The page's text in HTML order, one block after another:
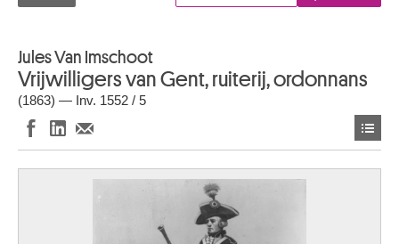
Jules Van Imschoot
Vrijwilligers van Gent, ruiterij, ordonnans
(1863) — Inv. 1552 / 5